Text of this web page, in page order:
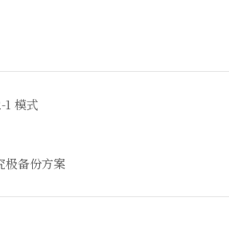
1 模式
备份方案